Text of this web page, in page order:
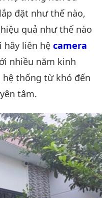
đặt như thế nào,
quả như thế nào
hãy liên hệ camera
nhiều năm kinh
thống từ khó đến
tâm.